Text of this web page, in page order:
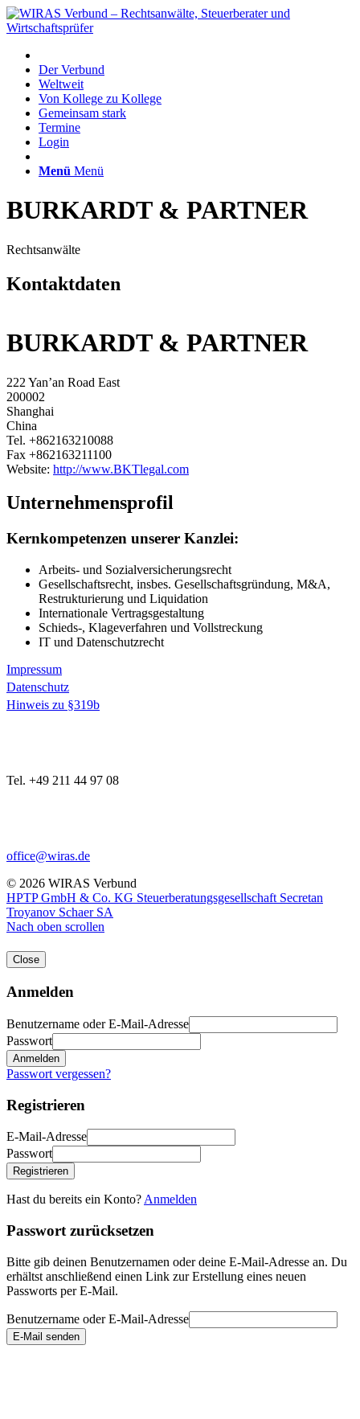
Der Verbund
Weltweit
Von Kollege zu Kollege
Gemeinsam stark
Termine
Login
Menü Menü
BURKARDT & PARTNER
Rechtsanwälte
Kontaktdaten
BURKARDT & PARTNER
222 Yan’an Road East
200002
Shanghai
China
Tel. +862163210088
Fax +862163211100
Website: http://www.BKTlegal.com
Unternehmensprofil
Kernkompetenzen unserer Kanzlei:
Arbeits- und Sozialversicherungsrecht
Gesellschaftsrecht, insbes. Gesellschaftsgründung, M&A,
Restrukturierung und Liquidation
Internationale Vertragsgestaltung
Schieds-, Klageverfahren und Vollstreckung
IT und Datenschutzrecht
Impressum
Datenschutz
Hinweis zu §319b
Tel. +49 211 44 97 08
office@wiras.de
© 2026 WIRAS Verbund
HPTP GmbH & Co. KG Steuerberatungsgesellschaft Secretan
Troyanov Schaer SA
Nach oben scrollen
Close
Anmelden
Benutzername oder E-Mail-Adresse
Passwort
Anmelden
Passwort vergessen?
Registrieren
E-Mail-Adresse
Passwort
Registrieren
Hast du bereits ein Konto? Anmelden
Passwort zurücksetzen
Bitte gib deinen Benutzernamen oder deine E-Mail-Adresse an. Du
erhältst anschließend einen Link zur Erstellung eines neuen
Passworts per E-Mail.
Benutzername oder E-Mail-Adresse
E-Mail senden